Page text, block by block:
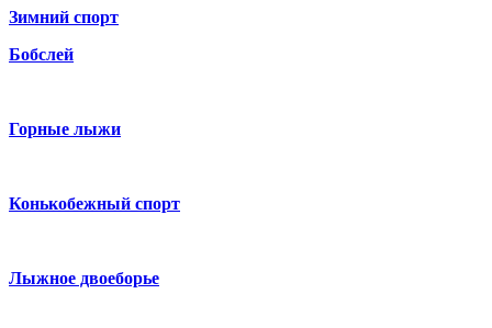
Зимний спорт
Бобслей
Горные лыжи
Конькобежный спорт
Лыжное двоеборье